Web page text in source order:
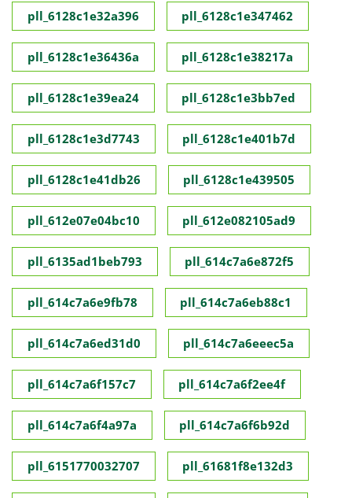
pll_6128c1e32a396 pll_6128c1e347462
pll_6128c1e36436a pll_6128c1e38217a
pll_6128c1e39ea24 pll_6128c1e3bb7ed
pll_6128c1e3d7743 pll_6128c1e401b7d
pll_6128c1e41db26 pll_6128c1e439505
pll_612e07e04bc10 pll_612e082105ad9
pll_6135ad1beb793 pll_614c7a6e872f5
pll_614c7a6e9fb78 pll_614c7a6eb88c1
pll_614c7a6ed31d0 pll_614c7a6eeec5a
pll_614c7a6f157c7 pll_614c7a6f2ee4f
pll_614c7a6f4a97a pll_614c7a6f6b92d
pll_6151770032707 pll_61681f8e132d3